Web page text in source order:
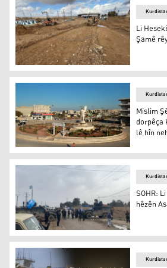
Li Hesekê piştî rêkeftina HSD û
Li
Şamê
Mislim Şêx Hesen: Li ser
Mislim
dorpêça
lê hîn
SOHR: Li Hesekê êrîşî li xaleke
SOHR:
hêzên